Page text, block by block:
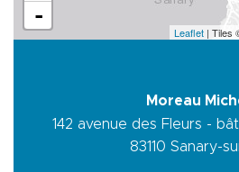
-
Leaflet | Tiles
Moreau
142 avenue des Fleurs -
83110 Sanary-